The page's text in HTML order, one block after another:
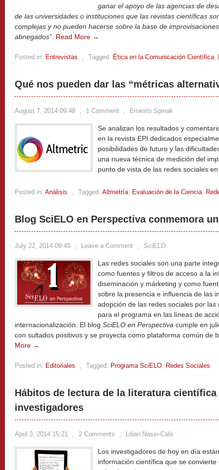
ganar el apoyo de las agencias de
de las universidades o instituciones que las revistas científicas
complejas y no pueden hacerse sobre la base de
abnegados” Read More →
Posted in: Entrevistas , Tagged: Ética en la Comunicación Científica,
Qué nos pueden dar las “métricas
August 7, 2014 09:48 , 1 Comment , Ernesto Spinak
Se analizan los resultados y
en la revista EPI dedicados
posibilidades de futuro y las
una nueva técnica de medición del
punto de vista de las redes sociales
Posted in: Análisis , Tagged: Altmetría, Evaluación de la Ciencia,
Blog SciELO en Perspectiva conmemora
July 22, 2014 09:49 , Leave a Comment , SciELO
Las redes sociales son una parte
como fuentes y filtros de acceso a la
diseminación y márketing y como
sobre la presencia e influencia de las
adopción de las redes sociales por
para el programa en las líneas de
internacionalización. El blog SciELO en Perspectiva cumple en
con sultados positivos y se proyecta como plataforma común de
More →
Posted in: Editoriales , Tagged: Programa SciELO, Redes Sociales
Hábitos de lectura de la literatura
investigadores
April 3, 2014 15:21 , 2 Comments , Lilian Nassi-Calò
Los investigadores de hoy en día
información científica que se